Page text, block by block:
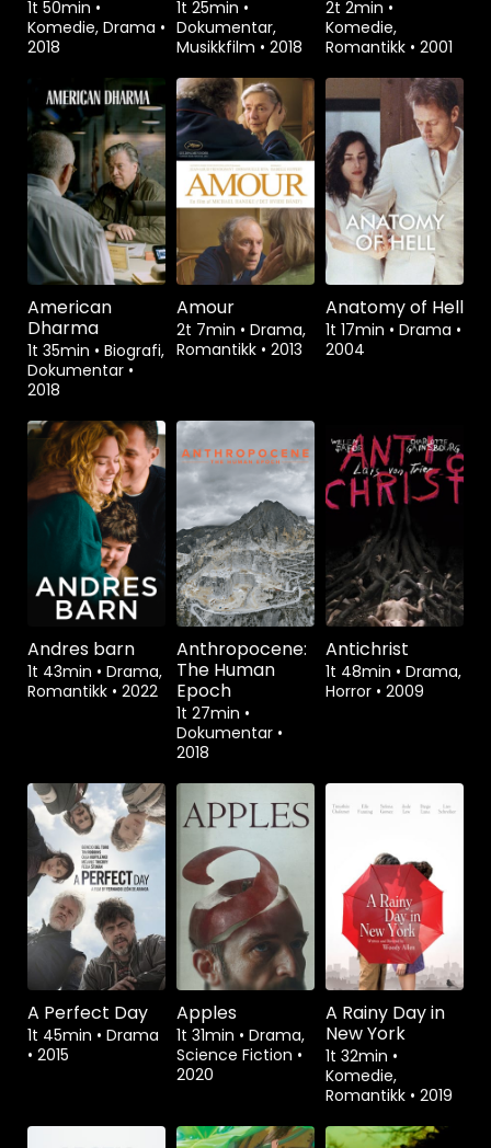
1t 50min •
Komedie, Drama •
2018
1t 25min •
Dokumentar,
Musikkfilm • 2018
2t 2min •
Komedie,
Romantikk • 2001
American
Dharma
1t 35min • Biografi,
Dokumentar •
2018
Amour
2t 7min • Drama,
Romantikk • 2013
Anatomy of Hell
1t 17min • Drama •
2004
Andres barn
1t 43min • Drama,
Romantikk • 2022
Anthropocene:
The Human
Epoch
1t 27min •
Dokumentar •
2018
Antichrist
1t 48min • Drama,
Horror • 2009
A Perfect Day
1t 45min • Drama
• 2015
Apples
1t 31min • Drama,
Science Fiction •
2020
A Rainy Day in
New York
1t 32min •
Komedie,
Romantikk • 2019